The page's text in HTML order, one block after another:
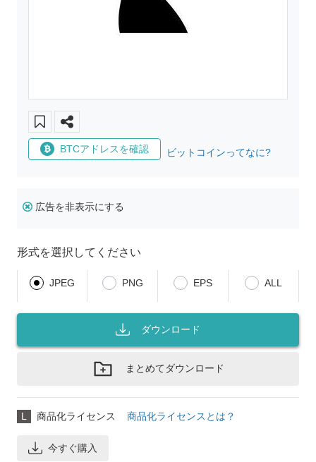
BTCアドレスを確認 ビットコインってなに?
広告を非表示にする
形式を選択してください
JPEG PNG EPS ALL
ダウンロード
まとめてダウンロード
L 商品化ライセンス 商品化ライセンスとは？
今すぐ購入